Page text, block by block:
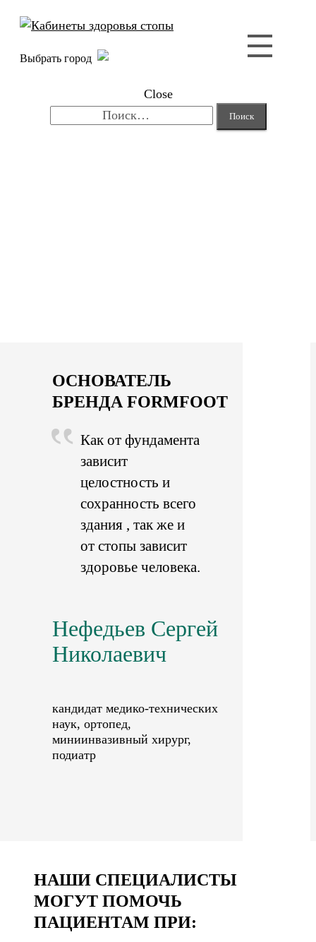
Выбрать город
Close
ОСНОВАТЕЛЬ
БРЕНДА FORMFOOT
Как от фундамента
зависит
целостность и
сохранность всего
здания , так же и
от стопы зависит
здоровье человека.
Нефедьев Сергей
Николаевич
кандидат медико-технических
наук, ортопед,
миниинвазивный хирург,
подиатр
НАШИ СПЕЦИАЛИСТЫ
МОГУТ ПОМОЧЬ
ПАЦИЕНТАМ ПРИ: